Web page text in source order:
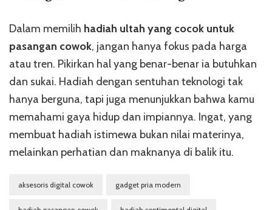
Dalam memilih hadiah ultah yang cocok untuk
pasangan cowok, jangan hanya fokus pada harga
atau tren. Pikirkan hal yang benar-benar ia butuhkan
dan sukai. Hadiah dengan sentuhan teknologi tak
hanya berguna, tapi juga menunjukkan bahwa kamu
memahami gaya hidup dan impiannya. Ingat, yang
membuat hadiah istimewa bukan nilai materinya,
melainkan perhatian dan maknanya di balik itu.
aksesoris digital cowok gadget pria modern